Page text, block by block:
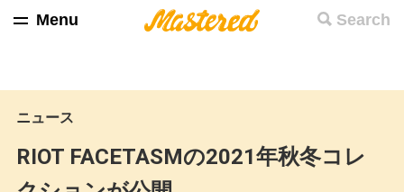
Search
Menu
ニュース
RIOT FACETASMの2021年秋冬コレ